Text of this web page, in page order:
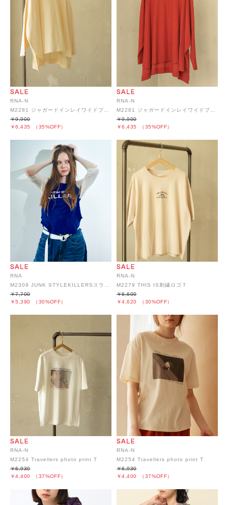
RNA-N
￥6,435 （35%OFF）
￥9,900
RNA-N
￥6,435 （35%OFF）
￥9,900
RNA
￥5,390 （30%OFF）
￥7,700
RNA-N
M2279 THIS IS刺繍ロゴＴ
￥4,620 （30%OFF）
￥6,600
RNA-N
M2254 Travellers photo print T
￥4,400 （37%OFF）
￥6,930
RNA-N
M2254 Travellers photo print T
￥4,400 （37%OFF）
￥6,930